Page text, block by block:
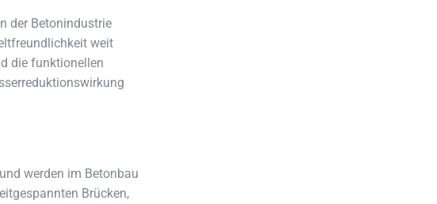
der Betonindustrie
weit
die funktionellen
werden im Betonbau
Brücken,